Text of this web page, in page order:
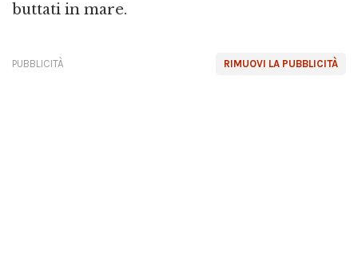
buttati in mare.
RIMUOVI LA PUBBLICITÀ
PUBBLICITÀ